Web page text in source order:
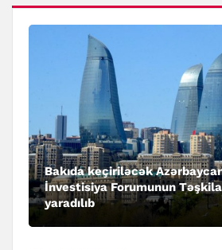
Bakıda keçiriləcək
İnvestisiya Forumunun
yaradılıb